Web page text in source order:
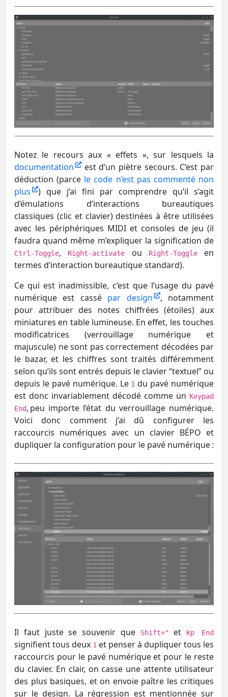
Notez le recours aux « effets », sur lesquels la
documentation
est d’un piètre secours. C’est par
déduction (parce le code n’est pas commenté non
plus
) que j’ai fini par comprendre qu’il s’agit
d’émulations d’interactions bureautiques
classiques (clic et clavier) destinées à être utilisées
avec les périphériques MIDI et consoles de jeu (il
faudra quand même m’expliquer la signification de
Ctrl-Toggle, Right-activate ou Right-Toggleen
termes d’interaction bureautique standard).
Ce qui est inadmissible, c’est que l’usage du pavé
numérique est cassé par design
, notamment
pour attribuer des notes chiffrées (étoiles) aux
miniatures en table lumineuse. En effet, les touches
modificatrices (verrouillage numérique et
majuscule) ne sont pas correctement décodées par
le bazar, et les chiffres sont traités différemment
selon qu’ils sont entrés depuis le clavier “textuel” ou
depuis le pavé numérique. Le 1 du pavé numérique
est donc invariablement décodé comme un Keypad
End, peu importe l’état du verrouillage numérique.
Voici donc comment j’ai dû configurer les
raccourcis numériques avec un clavier BÉPO et
dupliquer la configuration pour le pavé numérique :
Il faut juste se souvenir que Shift+" et Kp End
signifient tous deux 1 et penser à dupliquer tous les
raccourcis pour le pavé numérique et pour le reste
du clavier. En clair, on casse une attente utilisateur
des plus basiques, et on envoie paître les critiques
sur le design. La régression est mentionnée sur